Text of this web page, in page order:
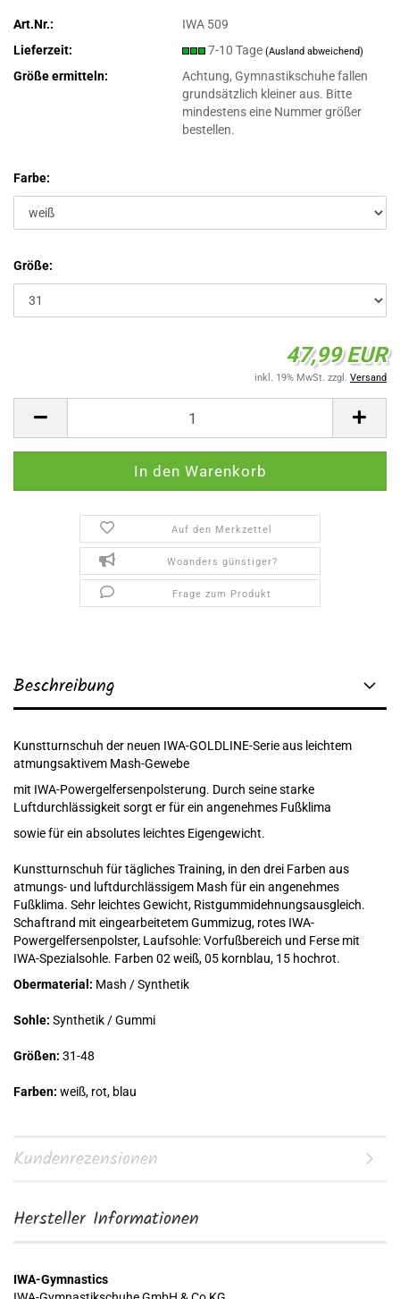
Art.Nr.:
IWA 509
Lieferzeit:
7-10 Tage(Ausland abweichend)
Größe ermitteln:
Achtung, Gymnastikschuhe fallen
grundsätzlich kleiner aus. Bitte
mindestens eine Nummer größer
bestellen.
Farbe:
Größe:
47,99 EUR
inkl. 19% MwSt. zzgl. Versand
Auf den Merkzettel
Woanders günstiger?
Frage zum Produkt
Beschreibung
Kunstturnschuh der neuen IWA-GOLDLINE-Serie aus leichtem
atmungsaktivem Mash-Gewebe
mit IWA-Powergelfersenpolsterung. Durch seine starke
Luftdurchlässigkeit sorgt er für ein angenehmes Fußklima
sowie für ein absolutes leichtes Eigengewicht.
Kunstturnschuh für tägliches Training, in den drei Farben aus
atmungs- und luftdurchlässigem Mash für ein angenehmes
Fußklima. Sehr leichtes Gewicht, Ristgummidehnungsausgleich.
Schaftrand mit eingearbeitetem Gummizug, rotes IWA-
Powergelfersenpolster, Laufsohle: Vorfußbereich und Ferse mit
IWA-Spezialsohle. Farben 02 weiß, 05 kornblau, 15 hochrot.
Obermaterial: Mash / Synthetik
Sohle: Synthetik / Gummi
Größen: 31-48
Farben: weiß, rot, blau
Kundenrezensionen
Hersteller Informationen
IWA-Gymnastics